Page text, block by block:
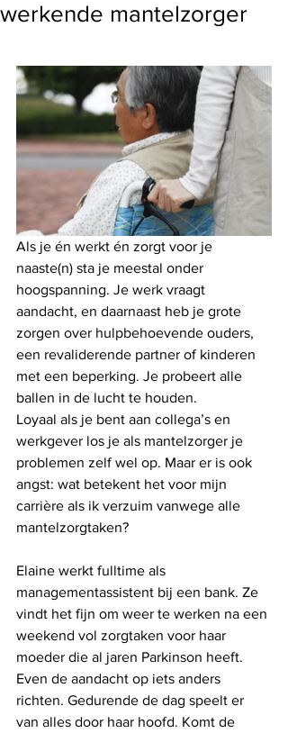
werkende mantelzorger
Als je én werkt én zorgt voor je
naaste(n) sta je meestal onder
hoogspanning. Je werk vraagt
aandacht, en daarnaast heb je grote
zorgen over hulpbehoevende ouders,
een revaliderende partner of kinderen
met een beperking. Je probeert alle
ballen in de lucht te houden.
Loyaal als je bent aan collega’s en
werkgever los je als mantelzorger je
problemen zelf wel op. Maar er is ook
angst: wat betekent het voor mijn
carrière als ik verzuim vanwege alle
mantelzorgtaken?
Elaine werkt fulltime als
managementassistent bij een bank. Ze
vindt het fijn om weer te werken na een
weekend vol zorgtaken voor haar
moeder die al jaren Parkinson heeft.
Even de aandacht op iets anders
richten. Gedurende de dag speelt er
van alles door haar hoofd. Komt de